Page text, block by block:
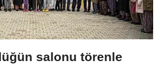
salonu törenle